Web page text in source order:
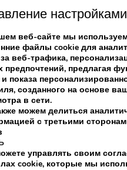
веб-сайте мы
файлы cookie для
веб-трафика,
предпочтений, предлагая
и показа
созданного на основе
в сети.
можем делиться
с третьими
управлять своим
cookie, которые мы